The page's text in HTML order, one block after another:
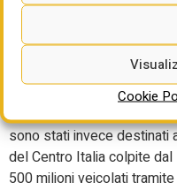
Cookie
Per la ricostruzione di
2017 e dalla frana del
per 150 milioni. Il
più ampio da 1 miliardo
sicurezza, valorizzare e
resiliente a fenomeni
sono stati invece destinati
del Centro Italia colpite
500 milioni veicolati